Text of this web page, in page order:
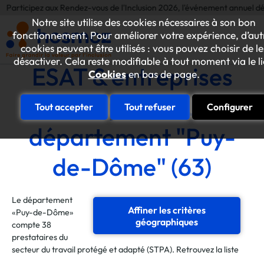
Notre site utilise des cookies nécessaires à son bon
fonctionnement. Pour améliorer votre expérience,
cookies peuvent être utilisés : vous pouvez choisir de
désactiver. Cela reste modifiable à tout moment via le
Cookiesen bas de page.
Tout accepter Tout refuser Configurer
aux Rendez-vous de l'Inclusion 2026, l'événement annuel dédié aux
ESAT & entreprises
adaptées du
département "Puy-
de-Dôme" (63)
Affiner les critères
géographiques
Le département
«Puy-de-Dôme»
compte 38
prestataires du
secteur du travail protégé et adapté (STPA). Retrouvez la liste